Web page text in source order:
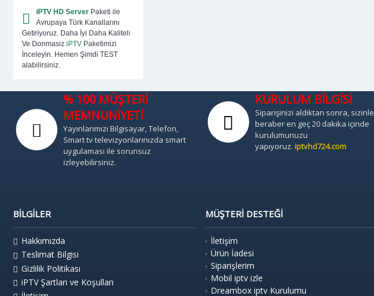
iPTV HD Server Paketi ile
Avrupaya Türk Kanallarını
Getiriyoruz. Daha İyi Daha Kaliteli
Ve Donmasiz iPTV Paketimizi
İnceleyin. Hemen Şimdi TEST
alabilirsiniz.
% 100 MÜŞTERİ
MEMNUNİYETİ
Yayınlarımızı Bilgisayar, Telefon,
Smart tv televizyonlarınızda smart
uygulaması ile sorunsuz
izleyebilirsiniz.
KURULUM BİLGİSİ
Siparişinizi aldıktan sonra, sizinle
beraber en geç 20 dakika içinde
kurulumunuzu
yapıyoruz. iptvhd724.com
BILGILER
Hakkımızda
Teslimat Bilgisi
Gizlilik Politikası
iPTV Şartları ve Koşulları
MÜŞTERI DESTEĞI
İletişim
Ürün İadesi
Siparişlerim
Mobil iptv izle
Dreambox iptv Kurulumu